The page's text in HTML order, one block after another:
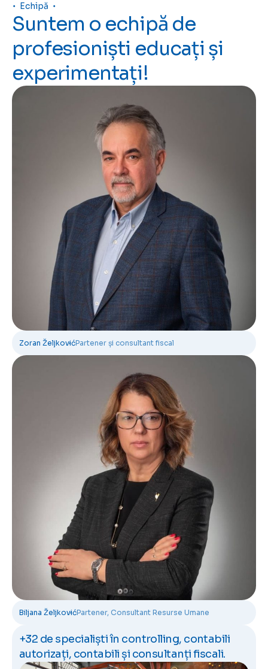
Echipă
Suntem o echipă de
profesioniști educați și
experimentați!
Zoran ŽeljkovićPartener și consultant fiscal
Biljana ŽeljkovićPartener, Consultant Resurse Umane
+32 de specialiști în controlling, contabili
autorizați, contabili și consultanți fiscali.